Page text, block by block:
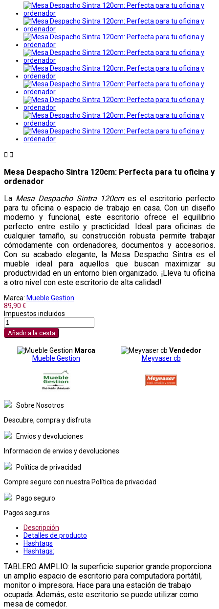
 
Mesa Despacho Sintra 120cm: Perfecta para tu oficina y
ordenador
La Mesa Despacho Sintra 120cmes el escritorio perfecto
para tu oficina o espacio de trabajo en casa. Con un diseño
moderno y funcional, este escritorio ofrece el equilibrio
perfecto entre estilo y practicidad. Ideal para oficinas de
cualquier tamaño, su construcción robusta permite trabajar
cómodamente con ordenadores, documentos y accesorios.
Con su acabado elegante, la Mesa Despacho Sintra es el
mueble ideal para aquellos que buscan maximizar su
productividad en un entorno bien organizado. ¡Lleva tu oficina
a otro nivel con este escritorio de alta calidad!
Marca: Mueble Gestion
89,90 €
Impuestos incluidos
Añadir a la cesta
Marca
Mueble Gestion
Vendedor
Meyvaser cb
Sobre Nosotros
Descubre, compra y disfruta
Envios y devoluciones
Informacion de envios y devoluciones
Política de privacidad
Compre seguro con nuestra Política de privacidad
Pago seguro
Pagos seguros
Descripción
Detalles de producto
Hashtags
Hashtags:
TABLERO AMPLIO: la superficie superior grande proporciona
un amplio espacio de escritorio para computadora portátil,
monitor o impresora. Hace para una estación de trabajo
ocupada. Además, este escritorio se puede utilizar como
mesa de comedor.